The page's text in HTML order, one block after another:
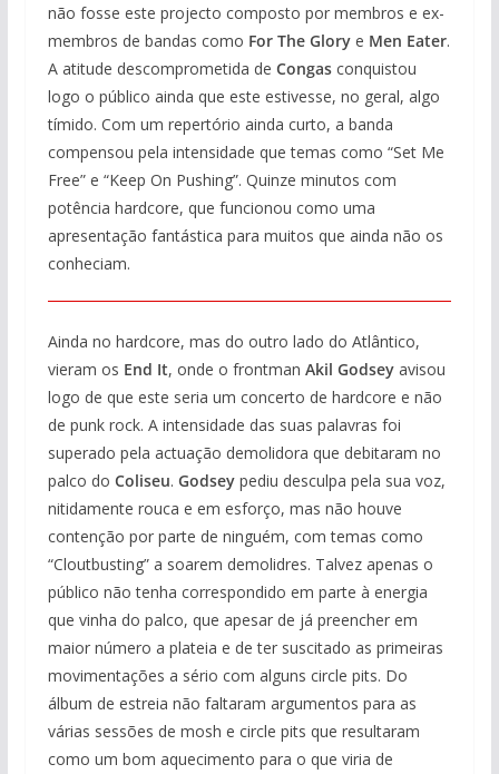
não fosse este projecto composto por membros e ex-
membros de bandas como For The Glorye Men Eater.
A atitude descomprometida de Congasconquistou
logo o público ainda que este estivesse, no geral, algo
tímido. Com um repertório ainda curto, a banda
compensou pela intensidade que temas como “Set Me
Free” e “Keep On Pushing”. Quinze minutos com
potência hardcore, que funcionou como uma
apresentação fantástica para muitos que ainda não os
conheciam.
Ainda no hardcore, mas do outro lado do Atlântico,
vieram os End It, onde o frontman Akil Godseyavisou
logo de que este seria um concerto de hardcore e não
de punk rock. A intensidade das suas palavras foi
superado pela actuação demolidora que debitaram no
palco do Coliseu. Godseypediu desculpa pela sua voz,
nitidamente rouca e em esforço, mas não houve
contenção por parte de ninguém, com temas como
“Cloutbusting” a soarem demolidres. Talvez apenas o
público não tenha correspondido em parte à energia
que vinha do palco, que apesar de já preencher em
maior número a plateia e de ter suscitado as primeiras
movimentações a sério com alguns circle pits. Do
álbum de estreia não faltaram argumentos para as
várias sessões de mosh e circle pits que resultaram
como um bom aquecimento para o que viria de